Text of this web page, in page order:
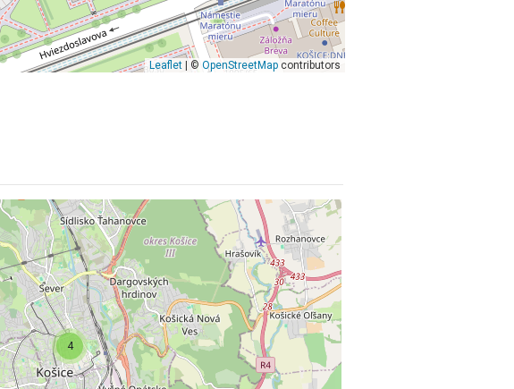
Leaflet| © OpenStreetMapcontributors
4